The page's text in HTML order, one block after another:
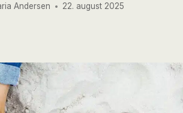
Andersen 22. august 2025